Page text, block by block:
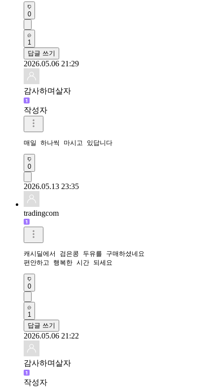
0
1
답글 쓰기
2026.05.06 21:29
감사하며살자
작성자
매일 하나씩 마시고 있답니다
0
2026.05.13 23:35
tradingcom
캐시딜에서 검은콩 두유를 구매하셨네요
편안하고 행복한 시간 되세요
0
1
답글 쓰기
2026.05.06 21:22
감사하며살자
작성자